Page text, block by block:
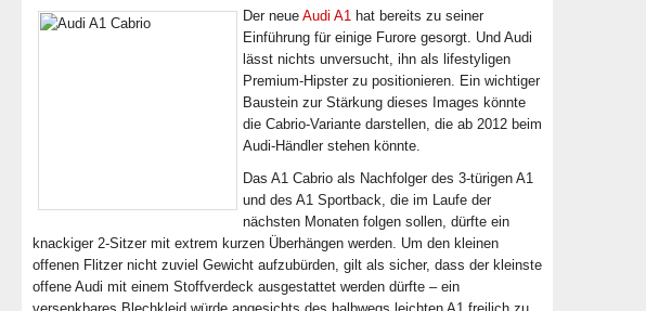
Der neue Audi A1 hat bereits zu seiner
Einführung für einige Furore gesorgt. Und Audi
lässt nichts unversucht, ihn als lifestyligen
Premium-Hipster zu positionieren. Ein wichtiger
Baustein zur Stärkung dieses Images könnte
die Cabrio-Variante darstellen, die ab 2012 beim
Audi-Händler stehen könnte.
Das A1 Cabrio als Nachfolger des 3-türigen A1
und des A1 Sportback, die im Laufe der
nächsten Monaten folgen sollen, dürfte ein
knackiger 2-Sitzer mit extrem kurzen Überhängen werden. Um den kleinen
offenen Flitzer nicht zuviel Gewicht aufzubürden, gilt als sicher, dass der kleinste
offene Audi mit einem Stoffverdeck ausgestattet werden dürfte – ein